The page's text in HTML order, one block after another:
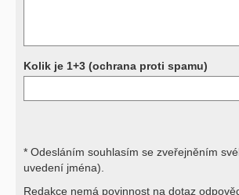
Kolik je 1+3 (ochrana proti spamu)
* Odesláním souhlasím se zveřejněním
uvedení jména).
Redakce nemá povinnost na dotaz